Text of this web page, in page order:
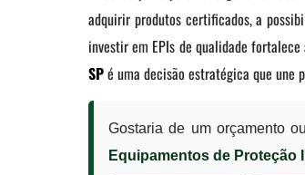
adquirir produtos certificados, a
investir em EPIs de qualidade
SPé uma decisão estratégica que une
Gostaria de um orçamento
Equipamentos de Proteção